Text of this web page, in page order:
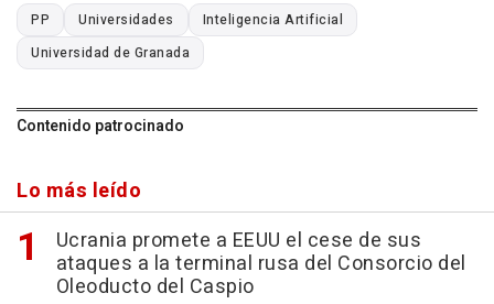
PP Universidades
Inteligencia Artificial
Universidad de Granada
Contenido patrocinado
Lo más leído
Ucrania promete a EEUU el cese de sus
ataques a la terminal rusa del Consorcio del
Oleoducto del Caspio